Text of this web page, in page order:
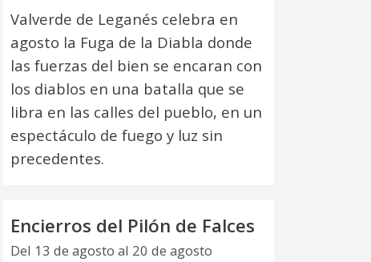
Valverde de Leganés celebra en
agosto la Fuga de la Diabla donde
las fuerzas del bien se encaran con
los diablos en una batalla que se
libra en las calles del pueblo, en un
espectáculo de fuego y luz sin
precedentes.
Encierros del Pilón de Falces
Del 13 de agosto al 20 de agosto